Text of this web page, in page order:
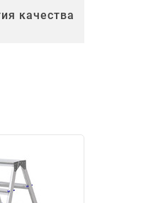
качества